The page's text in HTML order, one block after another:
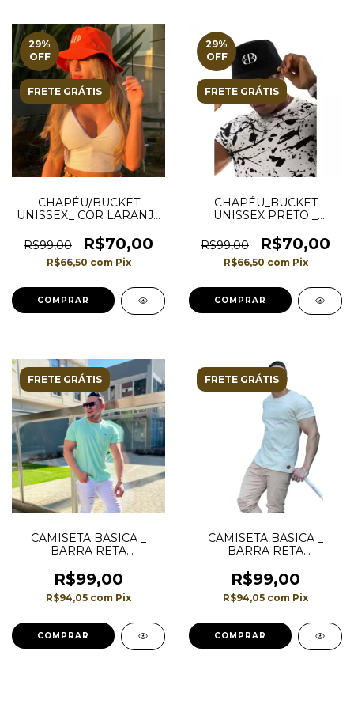
29%
OFF
FRETE GRÁTIS
CHAPÉU/BUCKET
UNISSEX_ COR LARANJA
R$99,00
R$70,00
R$66,50 com Pix
COMPRAR
29%
OFF
FRETE GRÁTIS
CHAPÉU_BUCKET
UNISSEX PRETO _
R$99,00
R$70,00
R$66,50 com Pix
COMPRAR
FRETE GRÁTIS
CAMISETA BASICA _
BARRA RETA
VERDE BEBE UNISSEX
R$99,00
R$94,05 com Pix
COMPRAR
FRETE GRÁTIS
CAMISETA BASICA _
BARRA RETA
BEGE UNISSEX
R$99,00
R$94,05 com Pix
COMPRAR